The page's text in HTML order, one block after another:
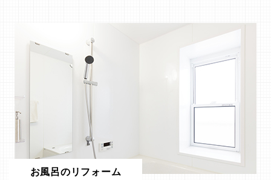
お風呂のリフォーム